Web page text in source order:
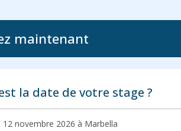
maintenant
la date de votre stage ?